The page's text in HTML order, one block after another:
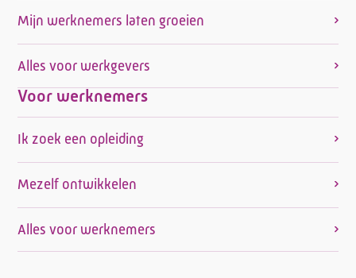
Mijn werknemers laten groeien
Alles voor werkgevers
Voor werknemers
Ik zoek een opleiding
Mezelf ontwikkelen
Alles voor werknemers